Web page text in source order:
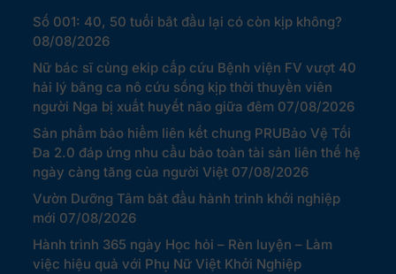
Số 001: 40, 50 tuổi bắt đầu lại có còn kịp không?
08/08/2026
Nữ bác sĩ cùng ekip cấp cứu Bệnh viện FV vượt 40
hải lý bằng ca nô cứu sống kịp thời thuyền viên
người Nga bị xuất huyết não giữa đêm 07/08/2026
Sản phẩm bảo hiểm liên kết chung PRUBảo Vệ Tối
Đa 2.0 đáp ứng nhu cầu bảo toàn tài sản liên thế hệ
ngày càng tăng của người Việt 07/08/2026
Vườn Dưỡng Tâm bắt đầu hành trình khởi nghiệp
mới 07/08/2026
Hành trình 365 ngày Học hỏi – Rèn luyện – Làm
việc hiệu quả với Phụ Nữ Việt Khởi Nghiệp